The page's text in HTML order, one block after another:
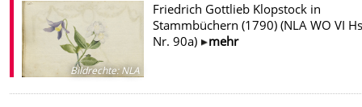
Bildrechte:NLA
Friedrich Gottlieb Klopstock in
Stammbüchern (1790) (NLA WO VI
Nr. 90a)
mehr